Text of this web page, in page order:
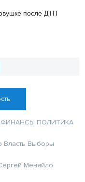
после ДТП
ФИНАНСЫ ПОЛИТИКА
Власть Выборы
Меняйло